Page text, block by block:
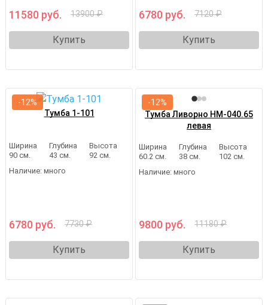
11580 руб. 13900 ₽
Купить
6780 руб. 7120 ₽
Купить
Тумба 1-101
Ширина
90 см.
Глубина
43 см.
Высота
92 см.
Наличие: много
6780 руб. 7730 ₽
Купить
-12%
Тумба Ливорно НМ-040.65
левая
Ширина
60.2 см.
Глубина
38 см.
Высота
102 см.
Наличие: много
9800 руб. 11180 ₽
Купить
-12%